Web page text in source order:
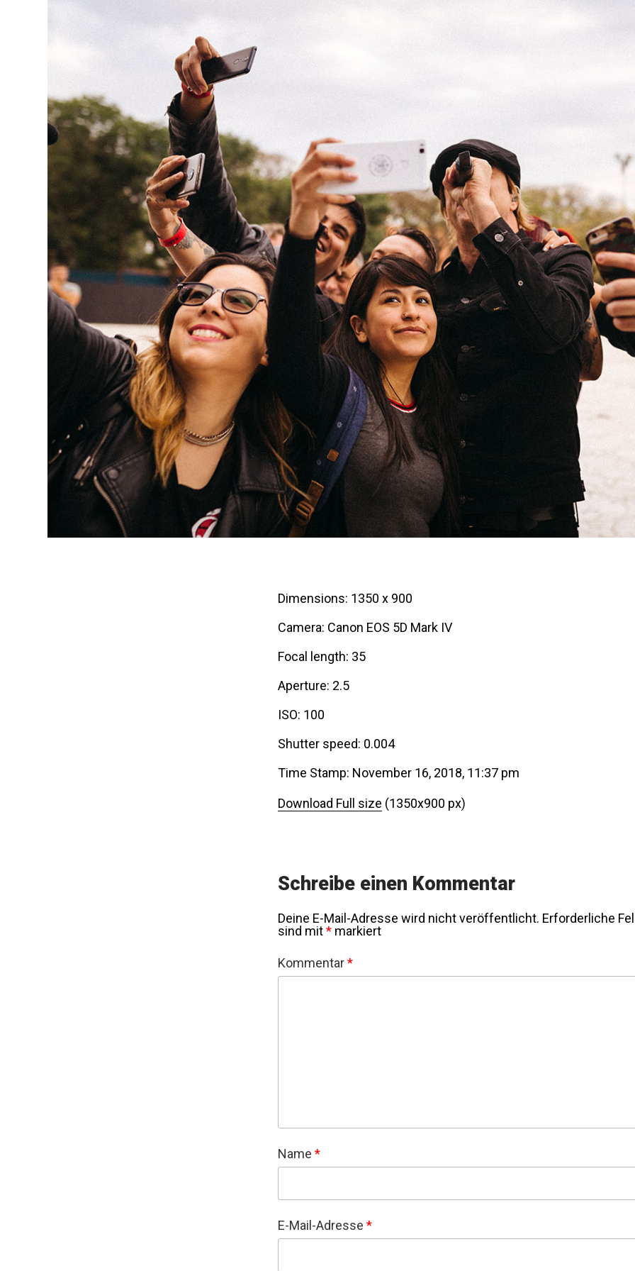
Dimensions: 1350 x 900
Camera: Canon EOS 5D Mark IV
Focal length: 35
Aperture: 2.5
ISO: 100
Shutter speed: 0.004
Time Stamp: November 16, 2018, 11:37 pm
Download Full size (1350x900 px)
Schreibe einen Kommentar
Deine E-Mail-Adresse wird nicht veröffentlicht. Erforderliche
sind mit* markiert
Kommentar*
Name *
E-Mail-Adresse *